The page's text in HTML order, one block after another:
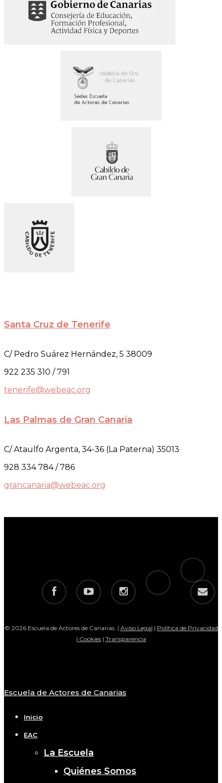
Santa Cruz de Tenerife
C/ Pedro Suárez Hernández, 5 38009
922 235 310 / 791
tenerife@webeac.org
Las Palmas de Gran Canaria
C/ Ataulfo Argenta, 34-36 (La Paterna) 35013
928 334 784 / 786
grancanaria@webeac.org
facebook youtube instagram
telegram
tiktok
email
© 2026 Escuela de Actores de Canarias. | Aviso Legal | Política de Privacidad
| Cookies| Transparencia
Close
Escuela de Actores de Canarias
Inicio
EAC
La Escuela
Quiénes Somos